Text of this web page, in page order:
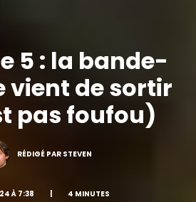
5 : la bande-
vient de sortir
pas foufou)
RÉDIGÉ PAR STEVEN
À 7:38 | 4 MINUTES